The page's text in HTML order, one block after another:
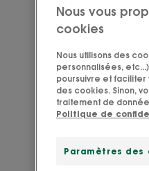
Nous vous
cookies
Nous utilisons des
personnalisées,
poursuivre et faciliter
des cookies. Sinon,
traitement de
Politique de
Paramètres des